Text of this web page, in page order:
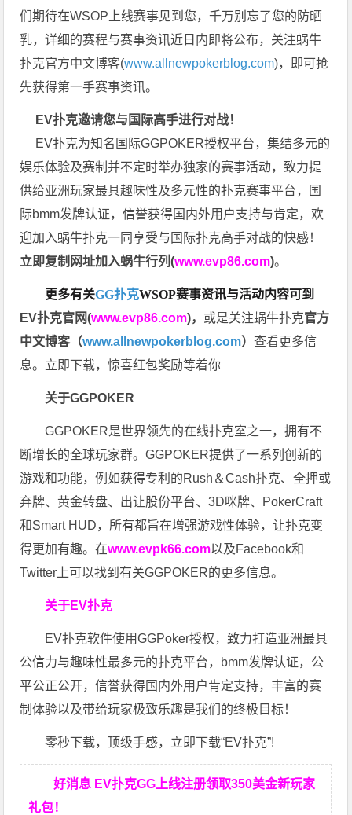
们期待在WSOP上线赛事见到您，千万别忘了您的防晒
乳，详细的赛程与赛事资讯近日内即将公布，关注蜗牛
扑克官方中文博客(www.allnewpokerblog.com)，即可抢
先获得第一手赛事资讯。
EV扑克邀请您与国际高手进行对战！
EV扑克为知名国际GGPOKER授权平台，集结多元的
娱乐体验及赛制并不定时举办独家的赛事活动，致力提
供给亚洲玩家最具趣味性及多元性的扑克赛事平台，国
际bmm发牌认证，信誉获得国内外用户支持与肯定，欢
迎加入蜗牛扑克一同享受与国际扑克高手对战的快感！
立即复制网址加入蜗牛行列(www.evp86.com)。
更多有关GG扑克WSOP赛事资讯与活动内容可到
EV扑克官网(www.evp86.com)， 或是关注蜗牛扑克官方
中文博客（www.allnewpokerblog.com）查看更多信
息。立即下载，惊喜红包奖励等着你
关于GGPOKER
GGPOKER是世界领先的在线扑克室之一，拥有不
断增长的全球玩家群。GGPOKER提供了一系列创新的
游戏和功能，例如获得专利的Rush＆Cash扑克、全押或
弃牌、黄金转盘、出让股份平台、3D咪牌、PokerCraft
和Smart HUD，所有都旨在增强游戏性体验，让扑克变
得更加有趣。在www.evpk66.com以及Facebook和
Twitter上可以找到有关GGPOKER的更多信息。
关于EV扑克
EV扑克软件使用GGPoker授权，致力打造亚洲最具
公信力与趣味性最多元的扑克平台，bmm发牌认证，公
平公正公开，信誉获得国内外用户肯定支持，丰富的赛
制体验以及带给玩家极致乐趣是我们的终极目标！
零秒下载，顶级手感，立即下载“EV扑克”!
好消息 EV扑克GG上线注册领取350美金新玩家
礼包！